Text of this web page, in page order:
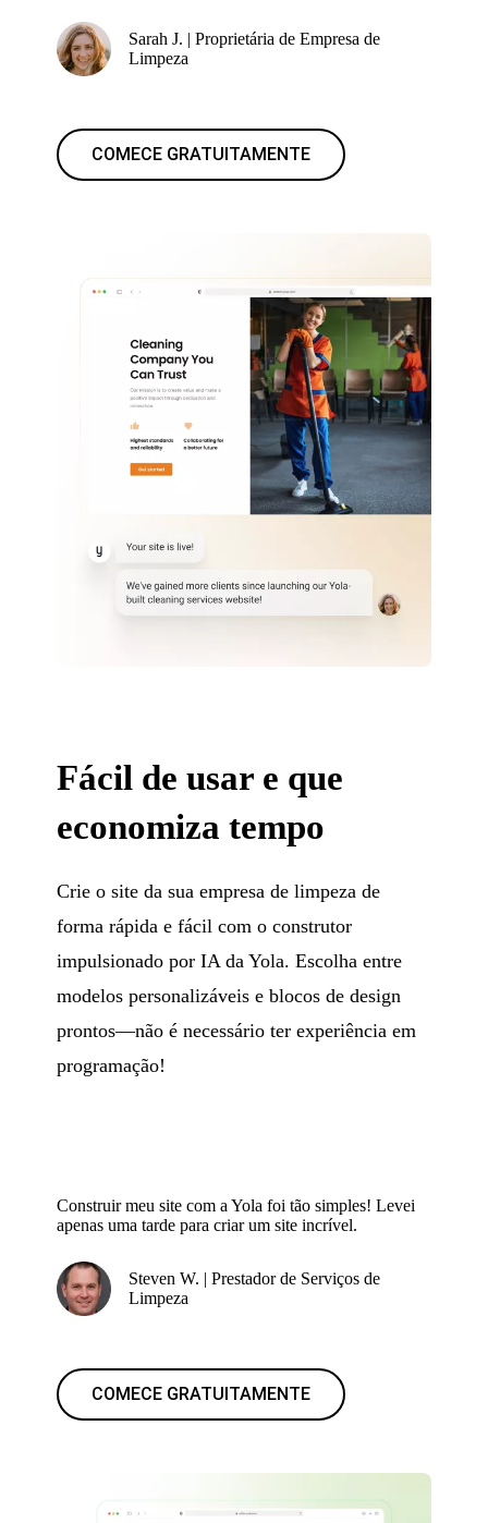
Sarah J. | Proprietária de Empresa de
Limpeza
COMECE GRATUITAMENTE
Fácil de usar e que
economiza tempo
Crie o site da sua empresa de limpeza de
forma rápida e fácil com o construtor
impulsionado por IA da Yola. Escolha entre
modelos personalizáveis e blocos de design
prontos—não é necessário ter experiência em
programação!
Construir meu site com a Yola foi tão simples! Levei
apenas uma tarde para criar um site incrível.
Steven W. | Prestador de Serviços de
Limpeza
COMECE GRATUITAMENTE